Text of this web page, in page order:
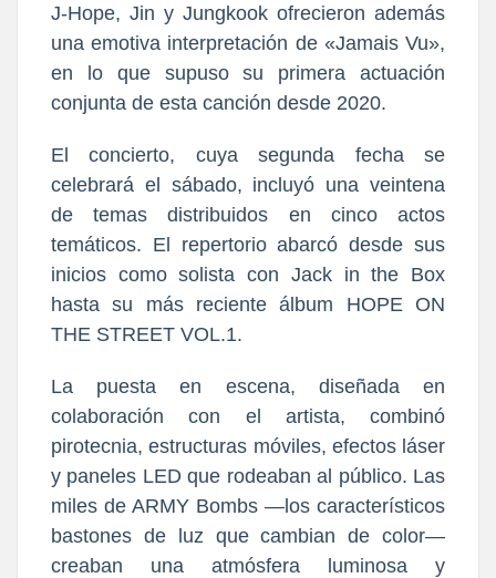
J-Hope, Jin y Jungkook ofrecieron además
una emotiva interpretación de «Jamais Vu»,
en lo que supuso su primera actuación
conjunta de esta canción desde 2020.
El concierto, cuya segunda fecha se
celebrará el sábado, incluyó una veintena
de temas distribuidos en cinco actos
temáticos. El repertorio abarcó desde sus
inicios como solista con Jack in the Box
hasta su más reciente álbum HOPE ON
THE STREET VOL.1.
La puesta en escena, diseñada en
colaboración con el artista, combinó
pirotecnia, estructuras móviles, efectos láser
y paneles LED que rodeaban al público. Las
miles de ARMY Bombs —los característicos
bastones de luz que cambian de color—
creaban una atmósfera luminosa y